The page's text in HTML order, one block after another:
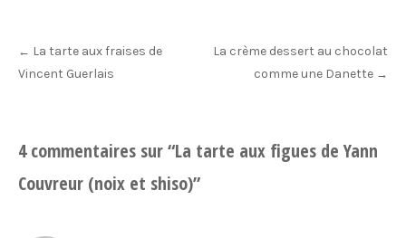
Post
navigation
← La tarte aux fraises de
Vincent Guerlais
La crème dessert au chocolat
comme une Danette →
4 commentaires sur “La tarte aux figues de Yann
Couvreur (noix et shiso)”